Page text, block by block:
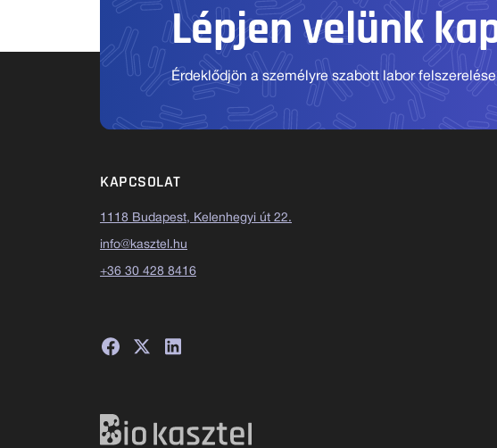
Lépjen velünk
Érdeklődjön a személyre szabott labor
KAPCSOLAT
1118 Budapest, Kelenhegyi út 22.
info@kasztel.hu
+36 30 428 8416